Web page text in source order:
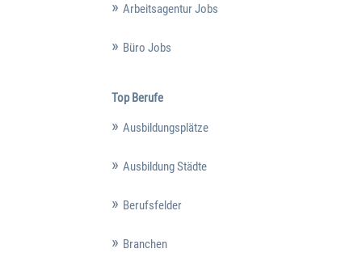
Arbeitsagentur Jobs
Büro Jobs
Top Berufe
Ausbildungsplätze
Ausbildung Städte
Berufsfelder
Branchen